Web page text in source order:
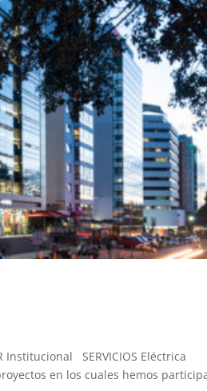
Institucional SERVICIOS Eléctrica
en los cuales hemos